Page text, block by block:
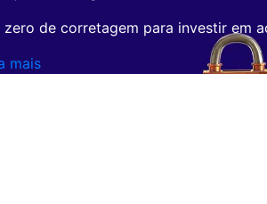
zero de corretagem para investir em
mais